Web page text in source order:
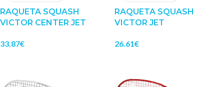
RAQUETA SQUASH
VICTOR CENTER JET
33.87€
RAQUETA SQUASH
VICTOR JET
26.61€